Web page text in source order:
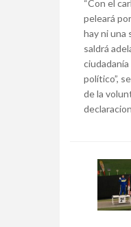
“Con el
peleará
hay ni una
saldrá
político”,
de la